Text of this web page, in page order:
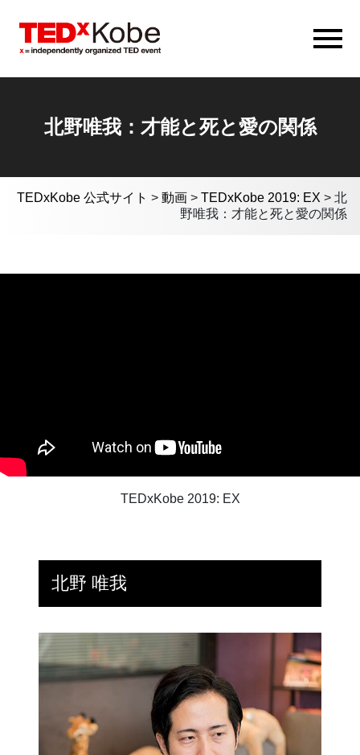
北野唯我：才能と死と愛の関係
TEDxKobe 公式サイト > 動画 > TEDxKobe 2019: EX > 北
野唯我：才能と死と愛の関係
TEDxKobe 2019: EX
北野 唯我